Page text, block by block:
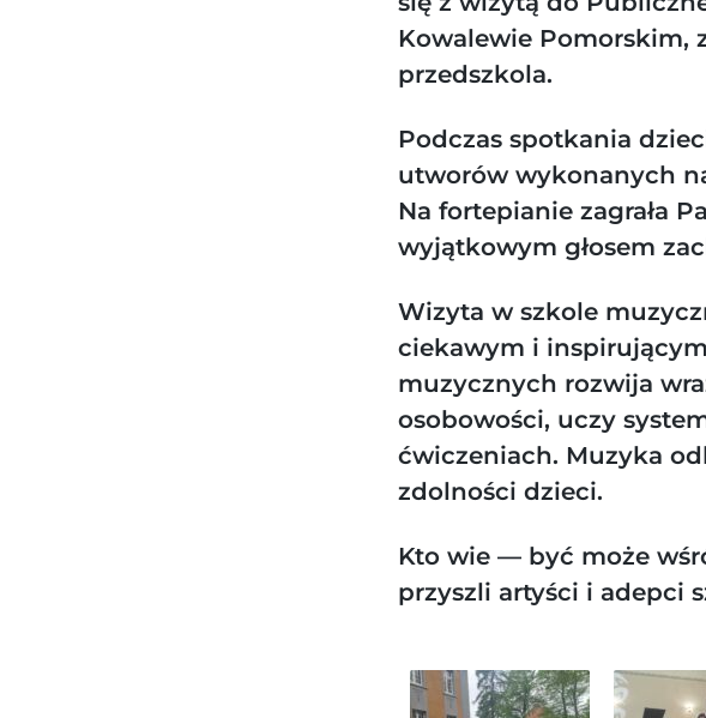
Kowalewie Pomorskim,
przedszkola.
Podczas spotkania
utworów wykonanych
Na fortepianie zagrała
wyjątkowym głosem
Wizyta w szkole
ciekawym i
muzycznych rozwija
osobowości, uczy
ćwiczeniach. Muzyka
zdolności dzieci.
Kto wie — być może
przyszli artyści i adepci